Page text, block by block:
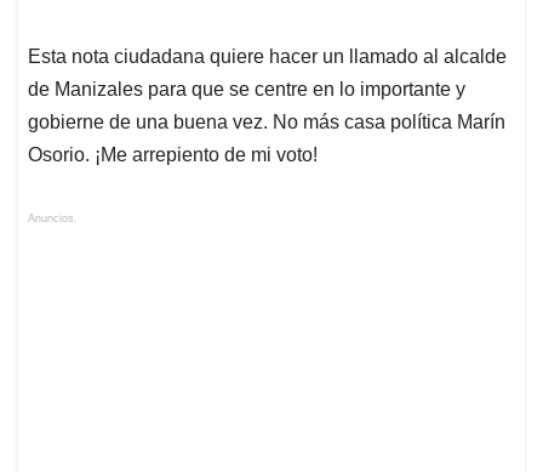
Esta nota ciudadana quiere hacer un llamado al alcalde
de Manizales para que se centre en lo importante y
gobierne de una buena vez. No más casa política Marín
Osorio. ¡Me arrepiento de mi voto!
Anuncios.